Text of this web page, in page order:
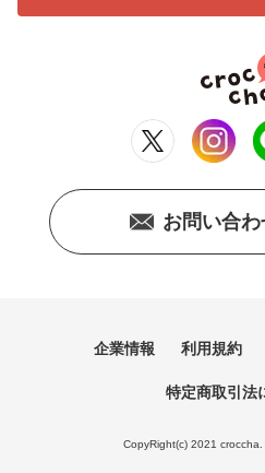
お問い合
企業情報 利用規約
特定商取引法
CopyRight(c) 2021